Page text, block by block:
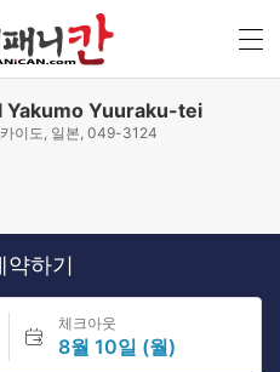
Yakumo Yuuraku-tei
이도, 일본, 049-3124
약하기
체크아웃
8월 10일 (월)